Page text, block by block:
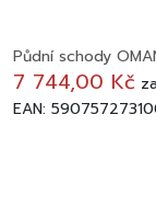
Půdní schody
7 744,00 Kč
EAN: